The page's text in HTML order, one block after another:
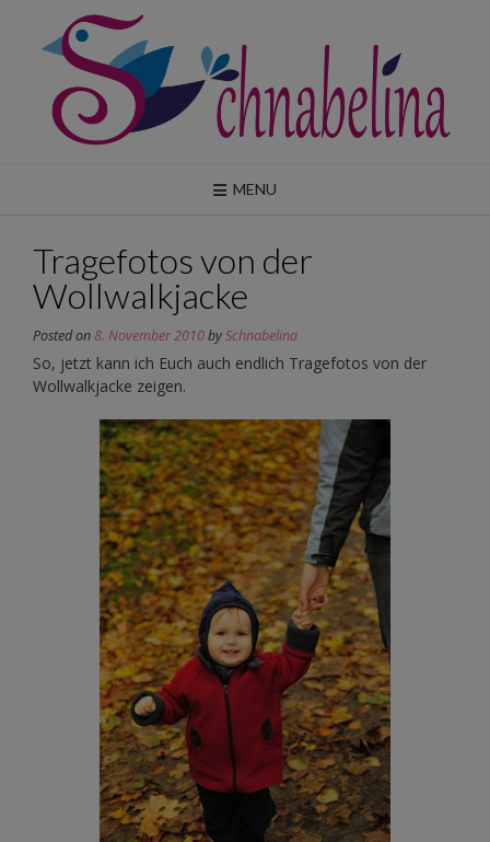
content
MENU
Tragefotos von der
Wollwalkjacke
Posted on8. November 2010bySchnabelina
So, jetzt kann ich Euch auch endlich Tragefotos von der
Wollwalkjacke zeigen.